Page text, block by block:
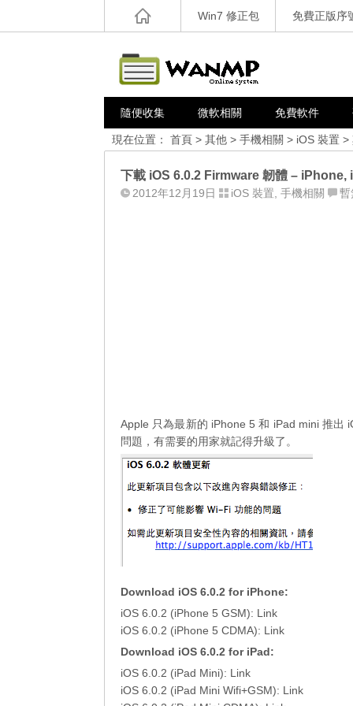
Win7 修正包 免費正版序
隨便收集 微軟相關 免費軟件
現在位置： 首頁 > 其他 > 手機相關 > iOS 裝置 >
下載 iOS 6.0.2 Firmware 韌體 – iPhone,
2012年12月19日 iOS 裝置 手機相關 暫
Apple 只為最新的 iPhone 5 和 iPad mini 推出
問題，有需要的用家就記得升級了。
Download iOS 6.0.2 for iPhone:
iOS 6.0.2 (iPhone 5 GSM): Link
iOS 6.0.2 (iPhone 5 CDMA): Link
Download iOS 6.0.2 for iPad:
iOS 6.0.2 (iPad Mini): Link
iOS 6.0.2 (iPad Mini Wifi+GSM): Link